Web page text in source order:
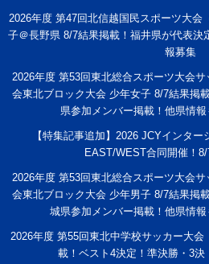
2026年度 第47回北信越国民スポーツ大会
子＠長野県 8/7結果掲載！福井県が代表決
報募集
2026年度 第53回東北総合スポーツ大会
会東北ブロック大会 少年女子 8/7結果掲
県参加メンバー掲載！他県情報
【特集記事追加】2026 JCYインタ
EAST/WEST合同開催！8/
2026年度 第53回東北総合スポーツ大会
会東北ブロック大会 少年男子 8/7結果
城県参加メンバー掲載！他県情
2026年度 第55回東北中学校サッカー大
載！ベスト4決定！準決勝・3決